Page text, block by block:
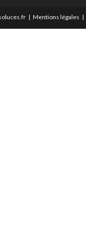
Mentions légales